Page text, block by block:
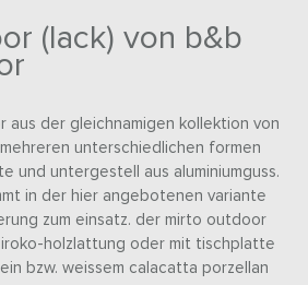
(lack) von b&b
aus der gleichnamigen kollektion von
unterschiedlichen formen
und untergestell aus aluminiumguss.
in der hier angebotenen variante
zum einsatz. der mirto outdoor
holzlattung oder mit tischplatte
bzw. weissem calacatta porzellan